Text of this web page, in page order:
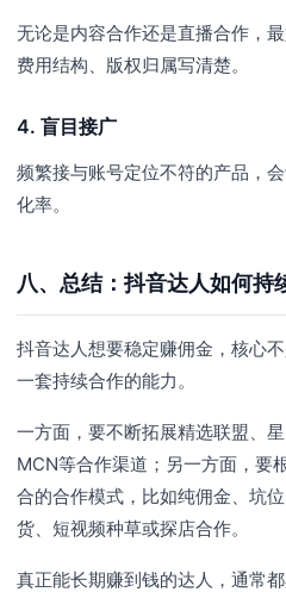
无论是内容合作还是直播合作，
费用结构、版权归属写清楚。
4. 盲目接广
频繁接与账号定位不符的产品，
化率。
八、总结：抖音达人如何持
抖音达人想要稳定赚佣金，核心
一套持续合作的能力。
一方面，要不断拓展精选联盟、
MCN等合作渠道；另一方面，要
合的合作模式，比如纯佣金、坑
货、短视频种草或探店合作。
真正能长期赚到钱的达人，通常